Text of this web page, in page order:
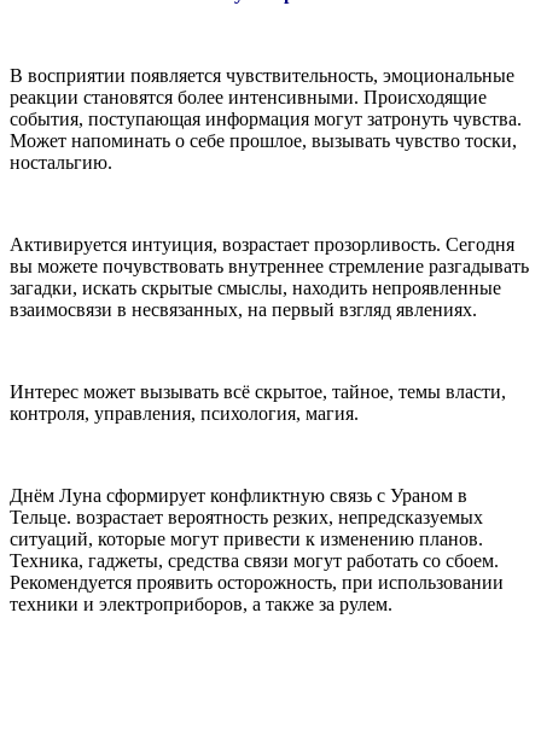
В восприятии появляется чувствительность, эмоциональные
реакции становятся более интенсивными. Происходящие
события, поступающая информация могут затронуть чувства.
Может напоминать о себе прошлое, вызывать чувство тоски,
ностальгию.
Активируется интуиция, возрастает прозорливость. Сегодня
вы можете почувствовать внутреннее стремление разгадывать
загадки, искать скрытые смыслы, находить непроявленные
взаимосвязи в несвязанных, на первый взгляд явлениях.
Интерес может вызывать всё скрытое, тайное, темы власти,
контроля, управления, психология, магия.
Днём Луна сформирует конфликтную связь с Ураном в
Тельце. возрастает вероятность резких, непредсказуемых
ситуаций, которые могут привести к изменению планов.
Техника, гаджеты, средства связи могут работать со сбоем.
Рекомендуется проявить осторожность, при использовании
техники и электроприборов, а также за рулем.